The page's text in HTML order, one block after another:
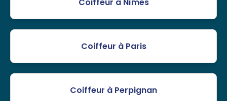
Coiffeur à Paris
Coiffeur à Perpignan